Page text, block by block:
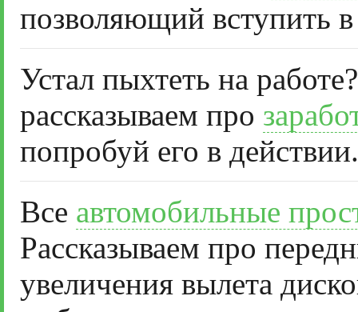
позволяющий вступить
Устал пыхтеть на
рассказываем про
попробуй его в действии.
Все автомобильные
Рассказываем про
увеличения вылета